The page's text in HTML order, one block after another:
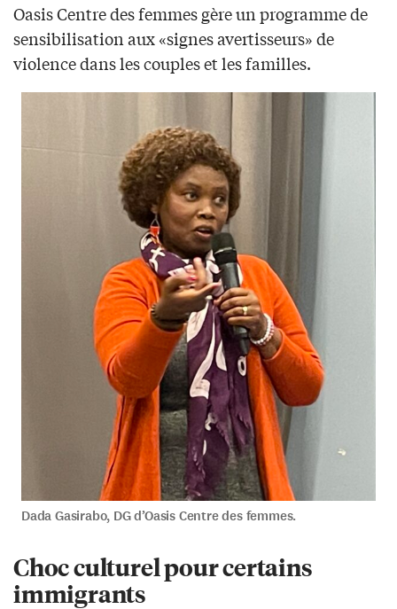
Oasis Centre des femmes gère un programme de
sensibilisation aux «signes avertisseurs» de
violence dans les couples et les familles.
Dada Gasirabo, DG d’Oasis Centre des femmes.
Choc culturel pour certains
immigrants